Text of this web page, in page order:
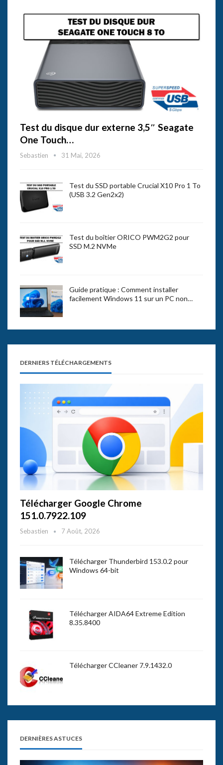
Test du disque dur externe 3,5″ Seagate
One Touch…
Sebastien 31 Mai, 2026
Test du SSD portable Crucial X10 Pro 1 To
(USB 3.2 Gen2x2)
Test du boîtier ORICO PWM2G2 pour
SSD M.2 NVMe
Guide pratique : Comment installer
facilement Windows 11 sur un PC non…
DERNIERS TÉLÉCHARGEMENTS
Télécharger Google Chrome
151.0.7922.109
Sebastien 7 Août, 2026
Télécharger Thunderbird 153.0.2 pour
Windows 64-bit
Télécharger AIDA64 Extreme Edition
8.35.8400
Télécharger CCleaner 7.9.1432.0
DERNIÈRES ASTUCES